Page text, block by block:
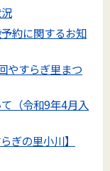
約に関するお知
やすらぎ里まつ
（令和9年4月入
ぎの里小川】